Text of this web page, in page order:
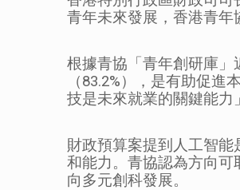
青年未來發展，香港青年
根據青協「青年創研庫」
（83.2%），是有助促
技是未來就業的關鍵能力
財政預算案提到人工智
和能力。青協認為方向
向多元創科發展。